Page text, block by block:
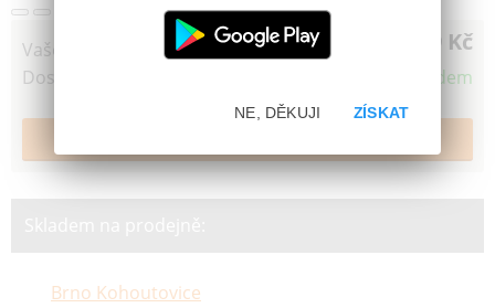
Vaše cena 259 Kč
Dostupnost Skladem
Brno Kohoutovice
ZÍSKAT
NE, DĚKUJI